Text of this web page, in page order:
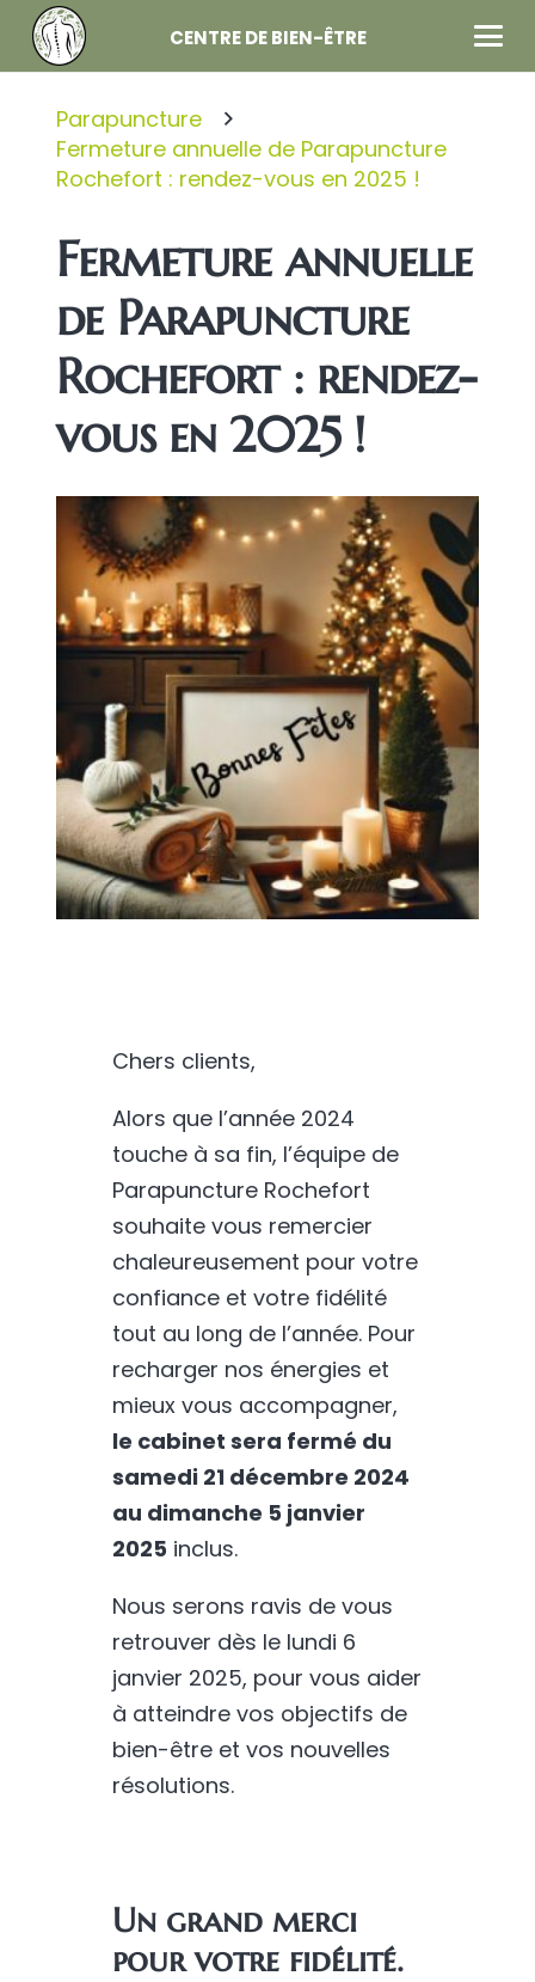
CENTRE DE BIEN-ÊTRE
Parapuncture
Fermeture annuelle de Parapuncture
Rochefort : rendez-vous en 2025 !
Fermeture annuelle
de Parapuncture
Rochefort : rendez-
vous en 2025 !
Chers clients,
Alors que l’année 2024
touche à sa fin, l’équipe de
Parapuncture Rochefort
souhaite vous remercier
chaleureusement pour votre
confiance et votre fidélité
tout au long de l’année. Pour
recharger nos énergies et
mieux vous accompagner,
le cabinet sera fermé du
samedi 21 décembre 2024
au dimanche 5 janvier
2025 inclus.
Nous serons ravis de vous
retrouver dès le lundi 6
janvier 2025, pour vous aider
à atteindre vos objectifs de
bien-être et vos nouvelles
résolutions.
Un grand merci
pour votre fidélité.